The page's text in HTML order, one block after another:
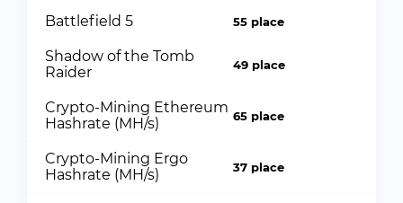
Battlefield 5 55 place
Shadow of the Tomb
Raider
49 place
Crypto-Mining Ethereum
Hashrate (MH/s)
65 place
Crypto-Mining Ergo
Hashrate (MH/s)
37 place